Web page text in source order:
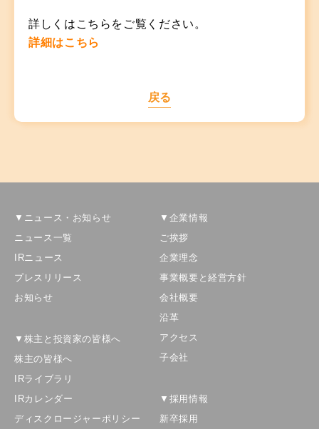
詳しくはこちらをご覧ください。
詳細はこちら
戻る
▼ニュース・お知らせ
ニュース一覧
IRニュース
プレスリリース
お知らせ
▼株主と投資家の皆様へ
株主の皆様へ
IRライブラリ
IRカレンダー
ディスクロージャーポリシー
▼企業情報
ご挨拶
企業理念
事業概要と経営方針
会社概要
沿革
アクセス
子会社
▼採用情報
新卒採用